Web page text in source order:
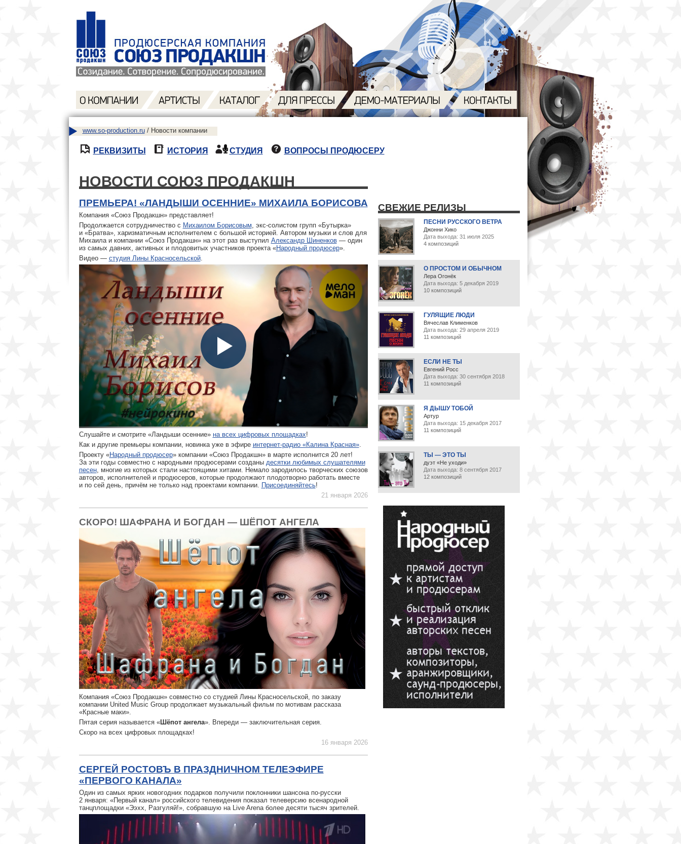
www.so-production.ru/ Новости компании
РЕКВИЗИТЫ ИСТОРИЯ СТУДИЯ ВОПРОСЫ ПРОДЮСЕРУ
НОВОСТИ СОЮЗ ПРОДАКШН
ПРЕМЬЕРА! «ЛАНДЫШИ ОСЕННИЕ» МИХАИЛА БОРИСОВА
Компания «Союз Продакшн» представляет!
Продолжается сотрудничество с Михаилом Борисовым , экс-солистом групп «Бутырка»
и «Братва», харизматичным исполнителем с большой историей. Автором музыки и слов для
Михаила и компании «Союз Продакшн» на этот раз выступил Александр Шиненков— один
из самых давних, активных и плодовитых участников проекта «Народный продюсер».
Видео — студия Лины Красносельской.
Слушайте и смотрите «Ландыши осенние» на всех цифровых площадках!
Как и другие премьеры компании, новинка уже в эфире интернет-радио «Калина Красная».
Проекту «Народный продюсер» компании «Союз Продакшн» в марте исполнится 20 лет!
За эти годы совместно с народными продюсерами созданы десятки любимых слушателями
песен, многие из которых стали настоящими хитами. Немало зародилось творческих союзов
авторов, исполнителей и продюсеров, которые продолжают плодотворно работать вместе
и по сей день, причём не только над проектами компании. Присоединяйтесь!
21 января 2026
СКОРО! ШАФРАНА И БОГДАН — ШЁПОТ АНГЕЛА
Компания «Союз Продакшн» совместно со студией Лины Красносельской, по заказу
компании United Music Group продолжает музыкальный фильм по мотивам рассказа
«Красные маки».
Пятая серия называется «Шёпот ангела». Впереди — заключительная серия.
Скоро на всех цифровых площадках!
16 января 2026
СЕРГЕЙ РОСТОВЪ В ПРАЗДНИЧНОМ ТЕЛЕЭФИРЕ
«ПЕРВОГО КАНАЛА»
Один из самых ярких новогодних подарков получили поклонники шансона по-русски
2 января: «Первый канал» российского телевидения показал телеверсию всенародной
танцплощадки «Ээхх, Разгуляй!», собравшую на Live Arena более десяти тысяч зрителей.
СВЕЖИЕ РЕЛИЗЫ
ПЕСНИ РУССКОГО ВЕТРА
Джонни Хико
Дата выхода: 31 июля 2025
4 композиций
О ПРОСТОМ И ОБЫЧНОМ
Лера Огонёк
Дата выхода: 5 декабря 2019
10 композиций
ГУЛЯЩИЕ ЛЮДИ
Вячеслав Клименков
Дата выхода: 29 апреля 2019
11 композиций
ЕСЛИ НЕ ТЫ
Евгений Росс
Дата выхода: 30 сентября 2018
11 композиций
Я ДЫШУ ТОБОЙ
Артур
Дата выхода: 15 декабря 2017
11 композиций
ТЫ — ЭТО ТЫ
дуэт «Не уходи»
Дата выхода: 8 сентября 2017
12 композиций